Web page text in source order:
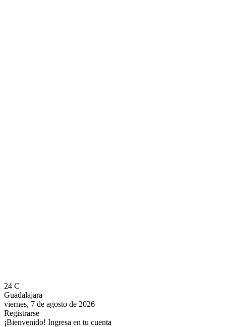
24 C
Guadalajara
viernes, 7 de agosto de 2026
Registrarse
¡Bienvenido! Ingresa en tu cuenta